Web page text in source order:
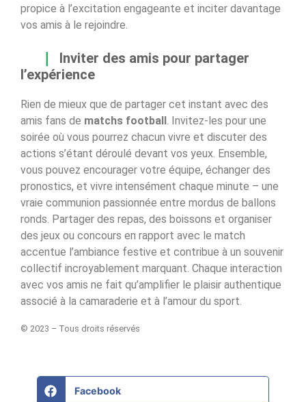
propice à l’excitation engageante et inciter davantage
vos amis à le rejoindre.
Inviter des amis pour partager
l’expérience
Rien de mieux que de partager cet instant avec des
amis fans de matchs football . Invitez-les pour une
soirée où vous pourrez chacun vivre et discuter des
actions s’étant déroulé devant vos yeux. Ensemble,
vous pouvez encourager votre équipe, échanger des
pronostics, et vivre intensément chaque minute – une
vraie communion passionnée entre mordus de ballons
ronds. Partager des repas, des boissons et organiser
des jeux ou concours en rapport avec le match
accentue l’ambiance festive et contribue à un souvenir
collectif incroyablement marquant. Chaque interaction
avec vos amis ne fait qu’amplifier le plaisir authentique
associé à la camaraderie et à l’amour du sport.
© 2023 – Tous droits réservés
Facebook